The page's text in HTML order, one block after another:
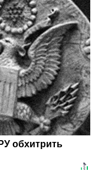
обхитрить